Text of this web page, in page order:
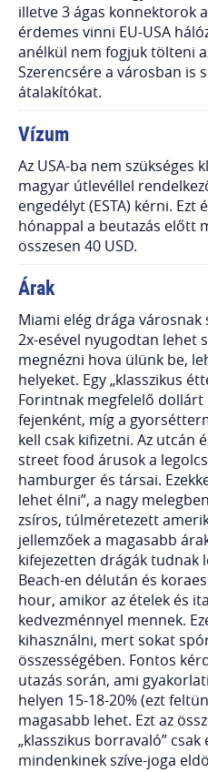
illetve 3 ágas konnektorok
érdemes vinni EU-USA
anélkül nem fogjuk tölteni
Szerencsére a városban is
átalakítókat.
Vízum
Az USA-ba nem szükséges
magyar útlevéllel
engedélyt (ESTA) kérni. Ezt
hónappal a beutazás előtt
összesen 40 USD.
Árak
Miami elég drága
2x-esével nyugodtan lehet
megnézni hova ülünk be,
helyeket. Egy „klasszikus
Forintnak megfelelő
fejenként, míg a
kell csak kifizetni. Az utcán
street food árusok a
hamburger és társai.
lehet élni”, a nagy
zsíros, túlméretezett
jellemzőek a magasabb
kifejezetten drágák tudnak
Beach-en délután és
hour, amikor az ételek és
kedvezménnyel mennek.
kihasználni, mert sokat
összességében. Fontos
utazás során, ami
helyen 15-18-20% (ezt
magasabb lehet. Ezt az
„klasszikus borravaló”
mindenkinek szíve-joga